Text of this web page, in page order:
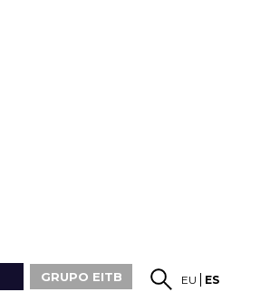
GRUPO EITB EU ES